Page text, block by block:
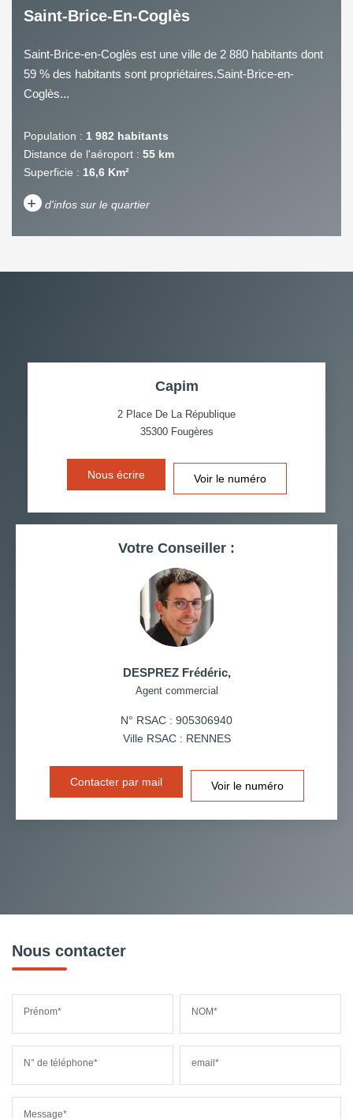
Saint-Brice-En-Coglès
Saint-Brice-en-Coglès est une ville de 2 880 habitants dont
59 % des habitants sont propriétaires.Saint-Brice-en-
Coglès...
Population : 1 982 habitants
Distance de l'aéroport : 55 km
Superficie : 16,6 Km²
+ d'infos sur le quartier
PART DES MÉNAGES SANS
VOITURE
ECOLES ET CRÈCHES
Capim
2 Place De La République
35300 Fougères
Nous écrire Voir le numéro
Votre Conseiller :
DESPREZ Frédéric,
Agent commercial
N° RSAC : 905306940
Ville RSAC : RENNES
Contacter par mail Voir le numéro
Nous contacter
Prénom* NOM*
N° de téléphone* email*
Message*